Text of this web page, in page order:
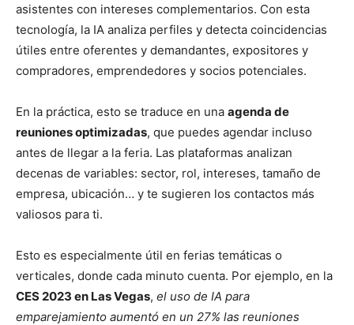
asistentes con intereses complementarios. Con esta
tecnología, la IA analiza perfiles y detecta coincidencias
útiles entre oferentes y demandantes, expositores y
compradores, emprendedores y socios potenciales.
En la práctica, esto se traduce en una agenda de
reuniones optimizadas, que puedes agendar incluso
antes de llegar a la feria. Las plataformas analizan
decenas de variables: sector, rol, intereses, tamaño de
empresa, ubicación… y te sugieren los contactos más
valiosos para ti.
Esto es especialmente útil en ferias temáticas o
verticales, donde cada minuto cuenta. Por ejemplo, en la
CES 2023 en Las Vegas, el uso de IA para
emparejamiento aumentó en un 27% las reuniones